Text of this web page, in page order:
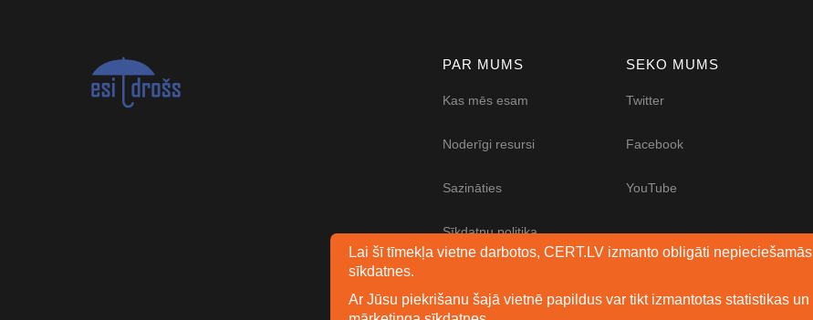
PAR MUMS
Kas mēs esam
Noderīgi resursi
Sazināties
Sīkdatņu politika
paziņojums
SEKO MUMS
Twitter
Facebook
YouTube
Lai šī tīmekļa vietne darbotos, CERT.LV izmanto obligāti nepieciešamās
sīkdatnes.
Ar Jūsu piekrišanu šajā vietnē papildus var tikt izmantotas statistikas un